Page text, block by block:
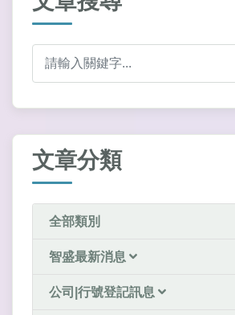
文章分類
全部類別
智盛最新消息
公司|行號登記訊息